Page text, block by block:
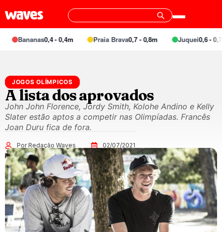
Bananas0,4 - 0,4m Praia Brava0,7 - 0,8m Juquei0,6 - 0,7m
JOGOS OLÍMPICOS
A lista dos aprovados
John John Florence, Jordy Smith, Kolohe Andino e Kelly
Slater estão aptos a competir nas Olimpíadas. Francês
Joan Duru fica de fora.
Por Redação Waves 02/07/2021